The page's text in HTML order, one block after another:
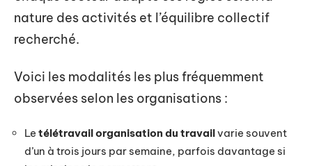
nature des activités et l’équilibre collectif
recherché.
Voici les modalités les plus fréquemment
observées selon les organisations :
Le télétravail organisation du travailvarie souvent
d’un à trois jours par semaine, parfois davantage si